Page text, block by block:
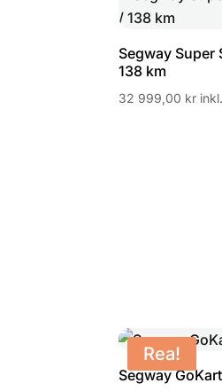
Segway Super
138 km
32 999,00 kr
Rea!
Segway